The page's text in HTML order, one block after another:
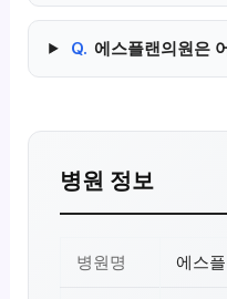
Q. 에스플랜의원은
병원 정보
병원명 에스